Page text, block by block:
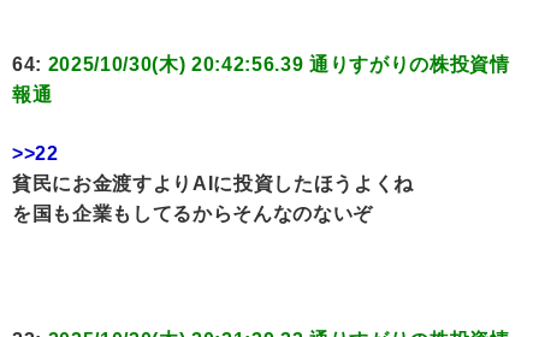
64: 2025/10/30(木) 20:42:56.39 通りすがりの株投資情
報通
>>22
貧民にお金渡すよりAIに投資したほうよくね
を国も企業もしてるからそんなのないぞ